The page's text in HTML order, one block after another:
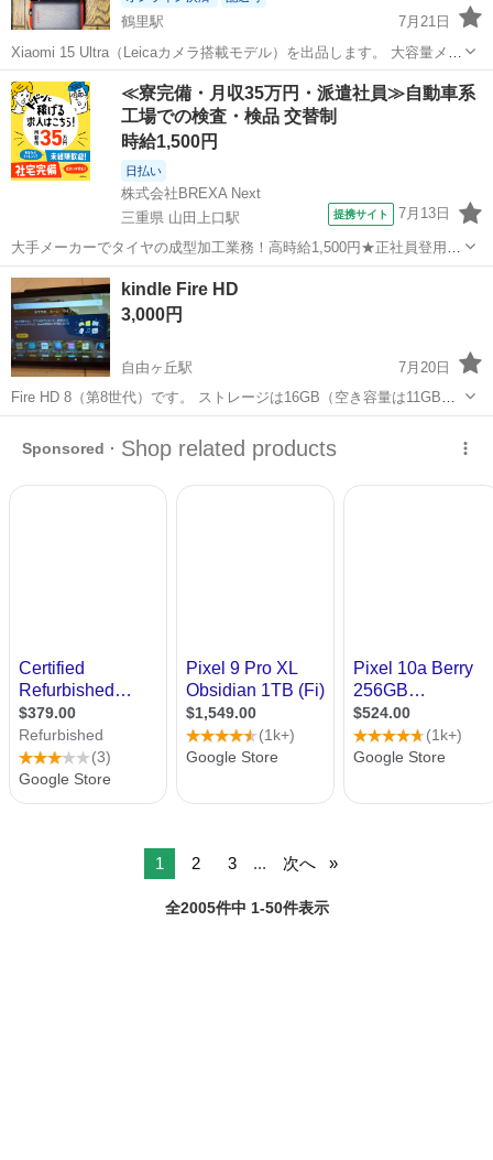
鶴里駅
7月21日
Xiaomi 15 Ultra（Leicaカメラ搭載モデル）を出品します。 大容量メモ
リ 16GB / ストレージ 512GB の上位構成モデルです。 Leica監修カメ
ラは非常に高性能で、写真・動画ともに満足度の高い1台...
愛知 名古屋市 鶴里駅 その他 Xiaomi
≪寮完備・月収35万円・派遣社員≫自動車系
工場での検査・検品 交替制
時給1,500円
日払い
株式会社BREXA Next
三重県 山田上口駅
提携サイト 7月13日
大手メーカーでタイヤの成型加工業務！高時給1,500円★正社員登用制
度あり！ワンルーム寮完備！マイカー通勤OK！無料駐車場あり！《三
重県伊勢市》 人気の工場のお仕事 ◇タイヤの製造◇ トラック・バ
ス・RV車用を中心とした...
三重 伊勢市
kindle Fire HD
3,000円
自由ヶ丘駅
7月20日
Fire HD 8（第8世代）です。 ストレージは16GB（空き容量は11GBぐ
らい） 電子書籍用に良いと思い購入しましたが、あまり使っていない
ので出品しました。
1 2 3 ... 次へ
全2005件中 1-50件表示